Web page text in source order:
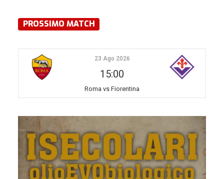
PROSSIMO MATCH
23 Ago 2026
15:00
Roma vs Fiorentina